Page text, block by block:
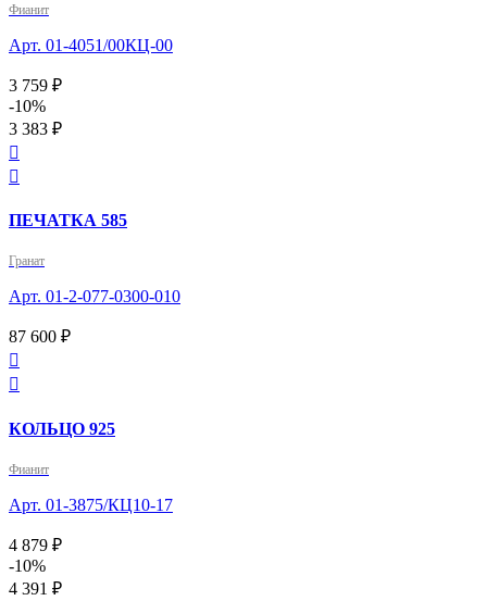
Фианит
Арт. 01-4051/00КЦ-00
3 759 ₽
-10%
3 383 ₽


ПЕЧАТКА 585
Гранат
Арт. 01-2-077-0300-010
87 600 ₽


КОЛЬЦО 925
Фианит
Арт. 01-3875/КЦ10-17
4 879 ₽
-10%
4 391 ₽